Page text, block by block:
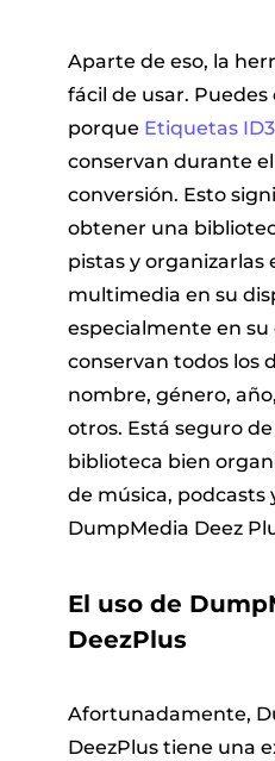
Aparte de eso, la
fácil de usar.
porque Etiquetas ID3
conservan durante
conversión. Esto
obtener una
pistas y
multimedia en su
especialmente en
conservan todos los
nombre, género,
otros. Está seguro
biblioteca bien
de música, podcasts
DumpMedia Deez
El uso de
DeezPlus
Afortunadamente,
DeezPlus tiene una